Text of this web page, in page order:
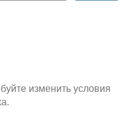
изменить условия